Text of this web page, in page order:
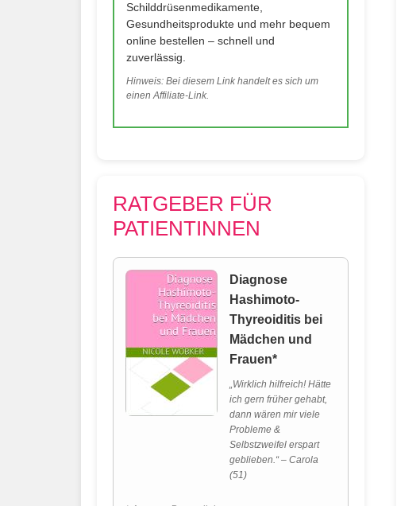
Schilddrüsenmedikamente,
Gesundheitsprodukte und mehr bequem
online bestellen – schnell und
zuverlässig.
Hinweis: Bei diesem Link handelt es sich um
einen Affiliate-Link.
RATGEBER FÜR
PATIENTINNEN
Diagnose
Hashimoto-
Thyreoiditis bei
Mädchen und
Frauen*
„Wirklich hilfreich! Hätte
ich gern früher gehabt,
dann wären mir viele
Probleme &
Selbstzweifel erspart
geblieben.“ – Carola
(51)